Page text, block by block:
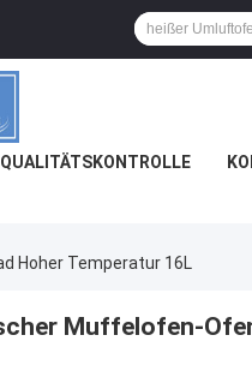
QUALITÄTSKONTROLLE
Hoher Temperatur 16L
Muffelofen-